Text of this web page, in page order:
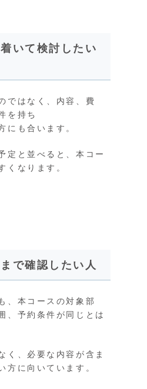
いて検討したい
ではなく、内容、費
を持ち
にも合います。
定と並べると、本コー
くなります。
で確認したい人
、本コースの対象部
、予約条件が同じとは
く、必要な内容が含ま
方に向いています。